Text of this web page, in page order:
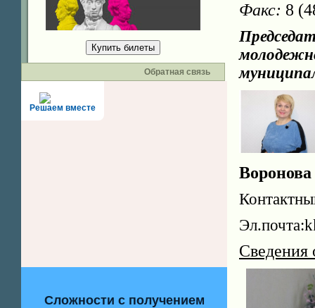
Купить билеты
Обратная связь
Решаем вместе
Сложности с получением
Факс: 8
Сведения